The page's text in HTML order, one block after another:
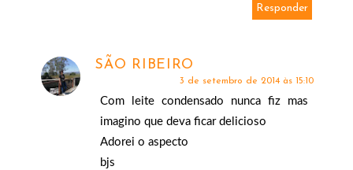
Responder
SÃO RIBEIRO
3 de setembro de 2014 às 15:10
Com leite condensado nunca fiz mas
imagino que deva ficar delicioso
Adorei o aspecto
bjs